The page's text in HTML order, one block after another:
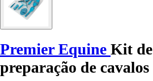
Premier Equine Kit de
preparação de cavalos